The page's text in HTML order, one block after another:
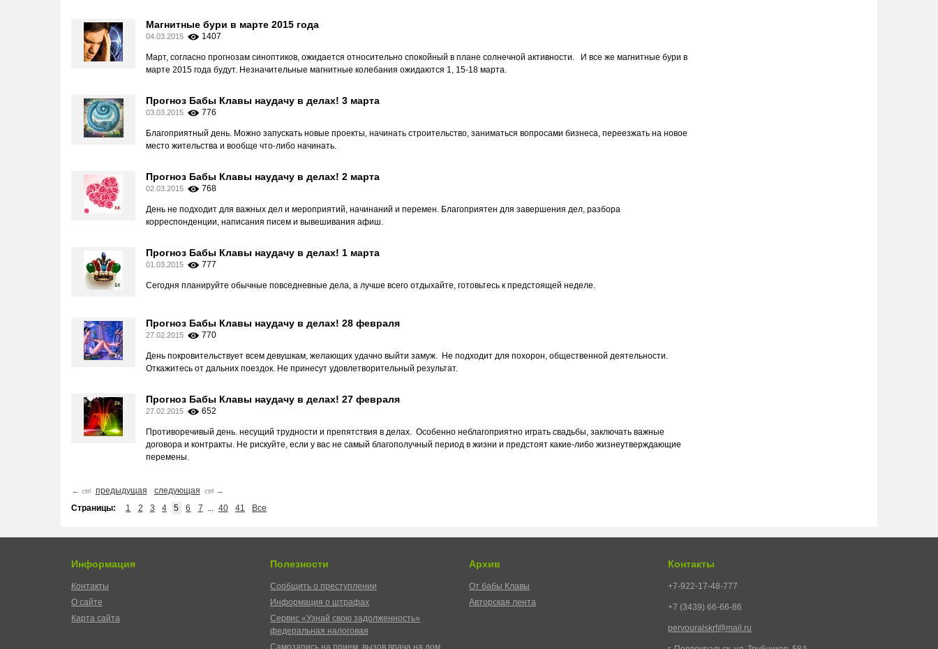
Магнитные бури в марте 2015 года
04.03.2015 1407
Март, согласно прогнозам синоптиков, ожидается относительно спокойный в плане солнечной активности. И все же магнитные бури в
марте 2015 года будут. Незначительные магнитные колебания ожидаются 1, 15-18 марта.
Прогноз Бабы Клавы наудачу в делах! 3 марта
03.03.2015 776
Благоприятный день. Можно запускать новые проекты, начинать строительство, заниматься вопросами бизнеса, переезжать на новое
место жительства и вообще что-либо начинать.
Прогноз Бабы Клавы наудачу в делах! 2 марта
02.03.2015 768
День не подходит для важных дел и мероприятий, начинаний и перемен. Благоприятен для завершения дел, разбора
корреспонденции, написания писем и вывешивания афиш.
Прогноз Бабы Клавы наудачу в делах! 1 марта
01.03.2015 777
Сегодня планируйте обычные повседневные дела, а лучше всего отдыхайте, готовьтесь к предстоящей неделе.
Прогноз Бабы Клавы наудачу в делах! 28 февраля
27.02.2015 770
День покровительствует всем девушкам, желающих удачно выйти замуж. Не подходит для похорон, общественной деятельности.
Откажитесь от дальних поездок. Не принесут удовлетворительный результат.
Прогноз Бабы Клавы наудачу в делах! 27 февраля
27.02.2015 652
Противоречивый день. несущий трудности и препятствия в делах. Особенно неблагоприятно играть свадьбы, заключать важные
договора и контракты. Не рискуйте, если у вас не самый благополучный период в жизни и предстоят какие-либо жизнеутверждающие
перемены.
← ctrl предыдущая следующая ctrl →
Страницы:
1 2 3 4 5 6 7 ... 40 41 Все
Информация
Контакты
О сайте
Карта сайта
Полезности
Сообщить о преступлении
Информация о штрафах
Сервис «Узнай свою задолженность»
федеральная налоговая
Самозапись на прием, вызов врача на дом
Архив
От бабы Клавы
Авторская лента
Контакты
+7-922-17-48-777
+7 (3439) 66-66-86
pervouralskrf@mail.ru